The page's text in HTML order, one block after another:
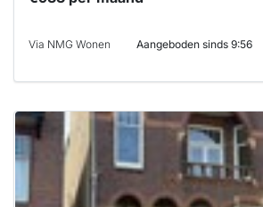
Via NMG Wonen Aangeboden sinds 9:56
Deze woning
is
waarschijnlijk
al verhuurd
Om kans te
maken moet je